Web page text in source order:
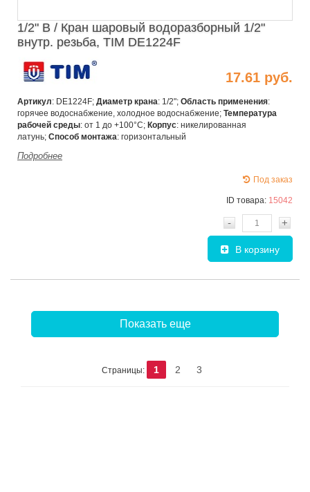
1/2" В / Кран шаровый водоразборный 1/2"
внутр. резьба, TIM DE1224F
17.61 руб.
Артикул: DE1224F; Диаметр крана: 1/2"; Область применения:
горячее водоснабжение, холодное водоснабжение; Температура
рабочей среды: от 1 до +100°С; Корпус: никелированная
латунь; Способ монтажа: горизонтальный
Подробнее
Под заказ
ID товара: 15042
- +
В корзину
Показать еще
Страницы: 1 2 3